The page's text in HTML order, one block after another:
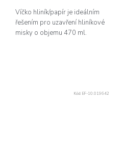
Víčko hliník/papír je ideálním
řešením pro uzavření hliníkové
misky o objemu 470 ml.
Kód: EF-10.019642